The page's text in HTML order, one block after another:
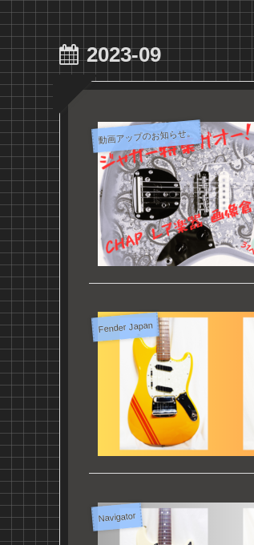
2023-09
動画アップのお知らせ。
Fender Japan
Navigator